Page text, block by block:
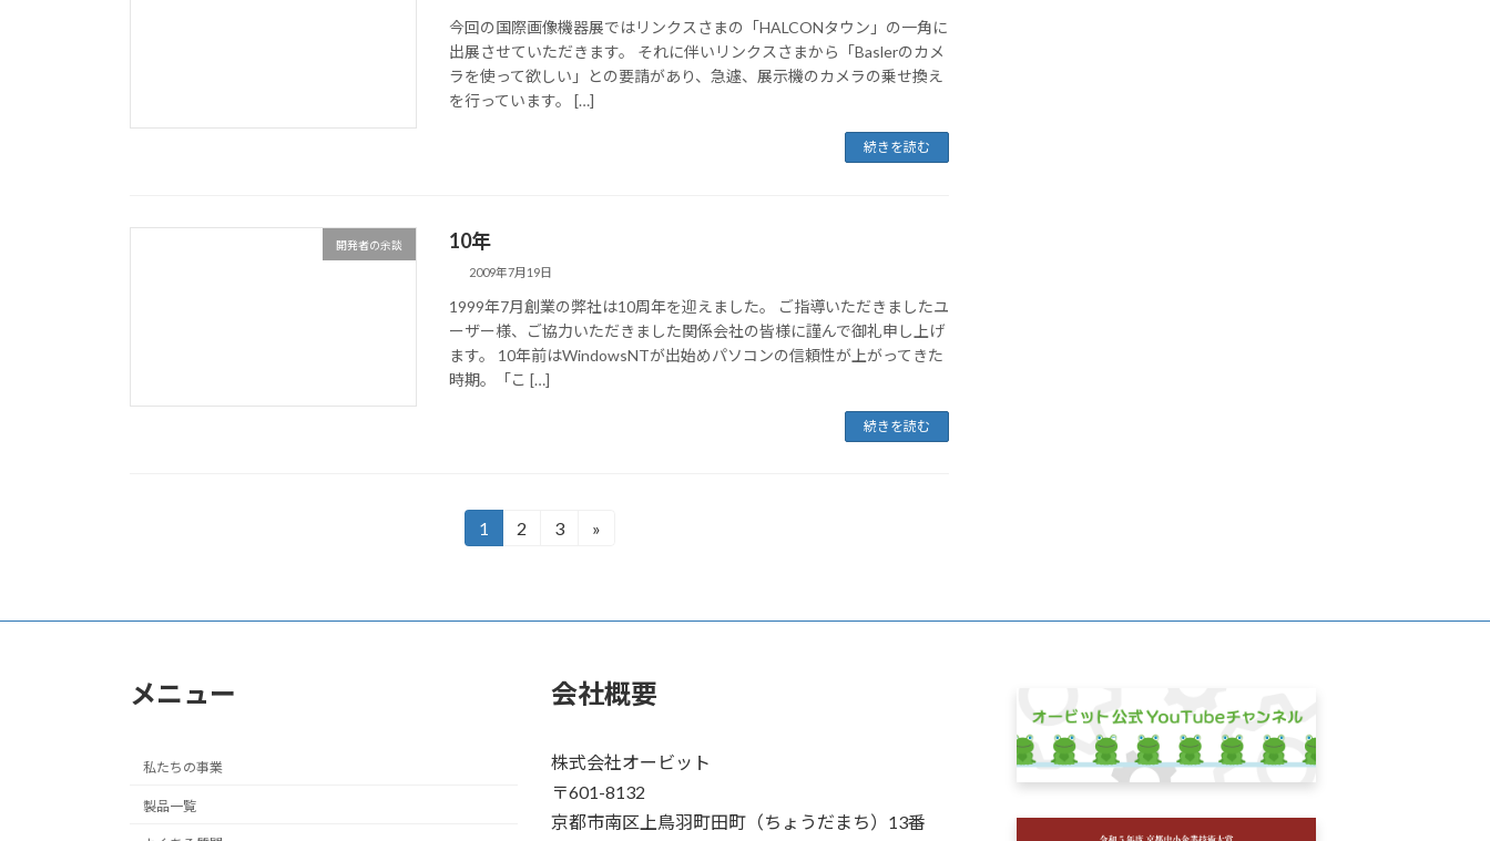
今回の国際画像機器展ではリンクスさまの「HALCONタウン」の一角に
出展させていただきます。 それに伴いリンクスさまから「Baslerのカメ
ラを使って欲しい」との要請があり、急遽、展示機のカメラの乗せ換え
を行っています。 […]
続きを読む
開発者の余談 10年
2009年7月19日
1999年7月創業の弊社は10周年を迎えました。 ご指導いただきましたユ
ーザー様、ご協力いただきました関係会社の皆様に謹んで御礼申し上げ
ます。 10年前はWindowsNTが出始めパソコンの信頼性が上がってきた
時期。「こ […]
続きを読む
の
ー
り
固
1
固
2
固
3 »
メニュー
私たちの事業
製品一覧
会社概要
株式会社オービット
〒601-8132
京都市南区上鳥羽町田町（ちょうだまち）13番